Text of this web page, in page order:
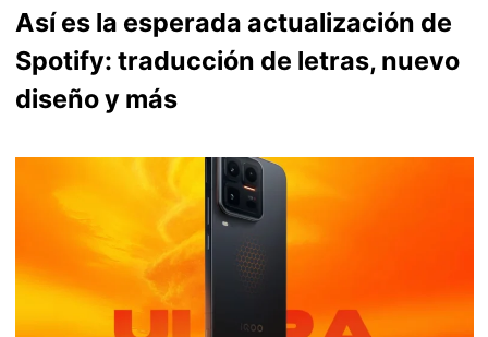
Así es la esperada actualización de
Spotify: traducción de letras, nuevo
diseño y más